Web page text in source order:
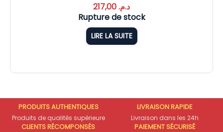
د.م.
Rupture de stock
LIRE LA SUITE
PRODUITS AUTHENTIQUES
Produits de qualités supérieure
LIVRAISON RAPIDE
Livraison dans les 24h
CLIENTS RÉCOMPONSÉS PAIEMENT SÉCURISÉ